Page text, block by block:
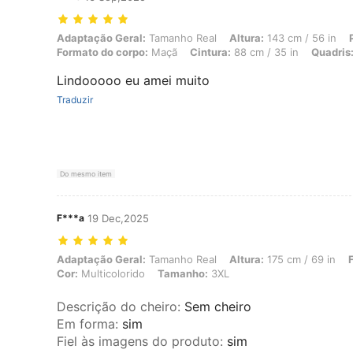
Adaptação Geral: Tamanho Real, Altura: 143 cm / 56 in, Peso: 55
Adaptação Geral: Tamanho Real Altura: 143 cm / 56 in
Formato do corpo: Maçã Cintura: 88 cm / 35 in Quadris:
Lindooooo eu amei muito
Traduzir
Do mesmo item
F***a 19 Dec,2025
Adaptação Geral: Tamanho Real, Altura: 175 cm / 69 in, Formato
Adaptação Geral: Tamanho Real Altura: 175 cm / 69 in
Cor: Multicolorido Tamanho: 3XL
Descrição do cheiro: Sem cheiro
Em forma: sim
Fiel às imagens do produto: sim